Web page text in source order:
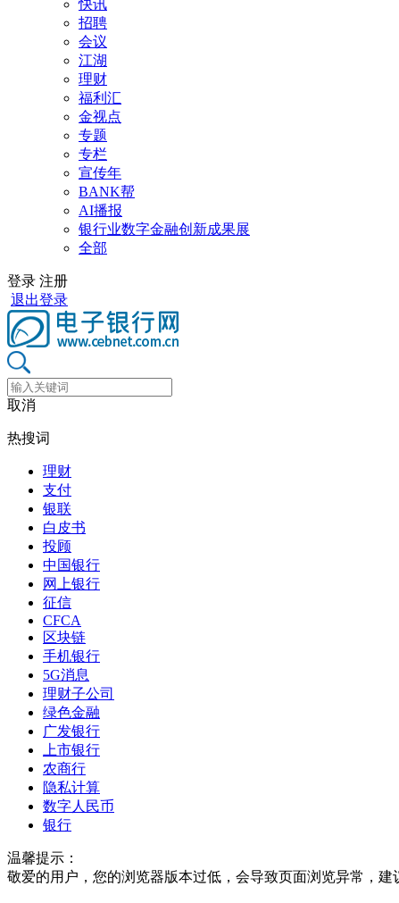
快讯
招聘
会议
江湖
理财
福利汇
金视点
专题
专栏
宣传年
BANK帮
AI播报
银行业数字金融创新成果展
全部
登录 注册
退出登录
取消
热搜词
理财
支付
银联
白皮书
投顾
中国银行
网上银行
征信
CFCA
区块链
手机银行
5G消息
理财子公司
绿色金融
广发银行
上市银行
农商行
隐私计算
数字人民币
银行
温馨提示：
敬爱的用户，您的浏览器版本过低，会导致页面浏览异常，建